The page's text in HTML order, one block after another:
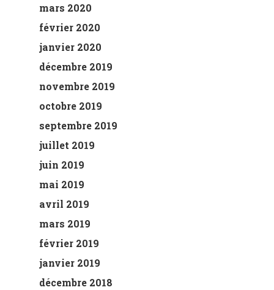
mars 2020
février 2020
janvier 2020
décembre 2019
novembre 2019
octobre 2019
septembre 2019
juillet 2019
juin 2019
mai 2019
avril 2019
mars 2019
février 2019
janvier 2019
décembre 2018